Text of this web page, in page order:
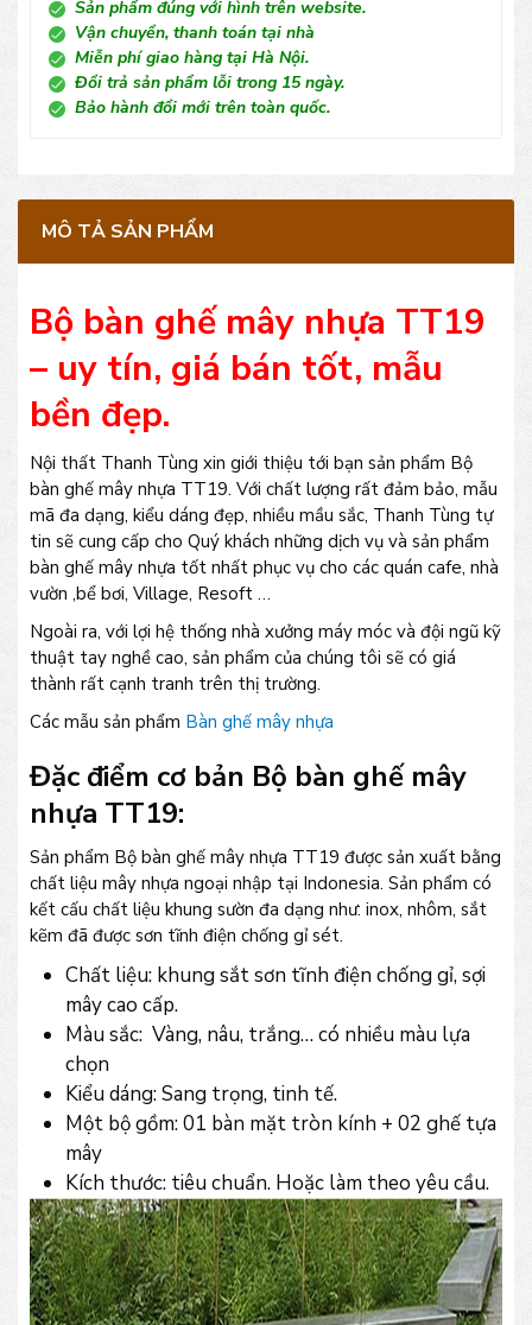
Sản phẩm đúng với hình trên website.
Vận chuyển, thanh toán tại nhà
Miễn phí giao hàng tại Hà Nội.
Đổi trả sản phẩm lỗi trong 15 ngày.
Bảo hành đổi mới trên toàn quốc.
MÔ TẢ SẢN PHẨM
Bộ bàn ghế mây nhựa TT19
– uy tín, giá bán tốt, mẫu
bền đẹp.
Nội thất Thanh Tùng xin giới thiệu tới bạn sản phẩm Bộ
bàn ghế mây nhựa TT19. Với chất lượng rất đảm bảo, mẫu
mã đa dạng, kiểu dáng đẹp, nhiều mầu sắc, Thanh Tùng tự
tin sẽ cung cấp cho Quý khách những dịch vụ và sản phẩm
bàn ghế mây nhựa tốt nhất phục vụ cho các quán cafe, nhà
vườn ,bể bơi, Village, Resoft …
Ngoài ra, với lợi hệ thống nhà xưởng máy móc và đội ngũ kỹ
thuật tay nghề cao, sản phẩm của chúng tôi sẽ có giá
thành rất cạnh tranh trên thị trường.
Các mẫu sản phẩm Bàn ghế mây nhựa
Đặc điểm cơ bản Bộ bàn ghế mây
nhựa TT19:
Sản phẩm Bộ bàn ghế mây nhựa TT19 được sản xuất bằng
chất liệu mây nhựa ngoại nhập tại Indonesia. Sản phẩm có
kết cấu chất liệu khung sườn đa dạng như: inox, nhôm, sắt
kẽm đã được sơn tĩnh điện chống gỉ sét.
Chất liệu: khung sắt sơn tĩnh điện chống gỉ, sợi
mây cao cấp.
Màu sắc: Vàng, nâu, trắng… có nhiều màu lựa
chọn
Kiểu dáng: Sang trọng, tinh tế.
Một bộ gồm: 01 bàn mặt tròn kính + 02 ghế tựa
mây
Kích thước: tiêu chuẩn. Hoặc làm theo yêu cầu.